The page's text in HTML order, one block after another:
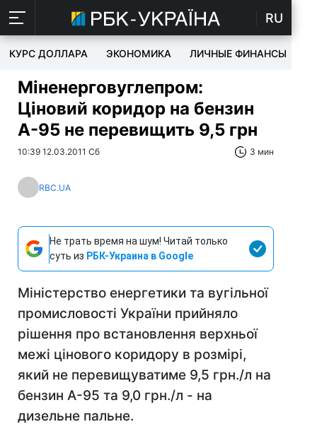
RU
КУРС ДОЛЛАРА ЭКОНОМИКА ЛИЧНЫЕ ФИНАНСЫ
Міненерговуглепром:
Ціновий коридор на бензин
А-95 не перевищить 9,5 грн
10:39 12.03.2011 Сб 3 мин
RBC.UA
Не трать время на шум! Читай только
суть из РБК-Украина в Google
Міністерство енергетики та вугільної
промисловості України прийняло
рішення про встановлення верхньої
межі цінового коридору в розмірі,
який не перевищуватиме 9,5 грн./л на
бензин А-95 та 9,0 грн./л - на
дизельне пальне.